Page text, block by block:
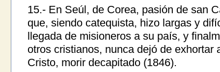
15.- En Seúl, de Corea, pasión de san
que, siendo catequista, hizo largas y
llegada de misioneros a su país, y
otros cristianos, nunca dejó de exhortar
Cristo, morir decapitado (1846).